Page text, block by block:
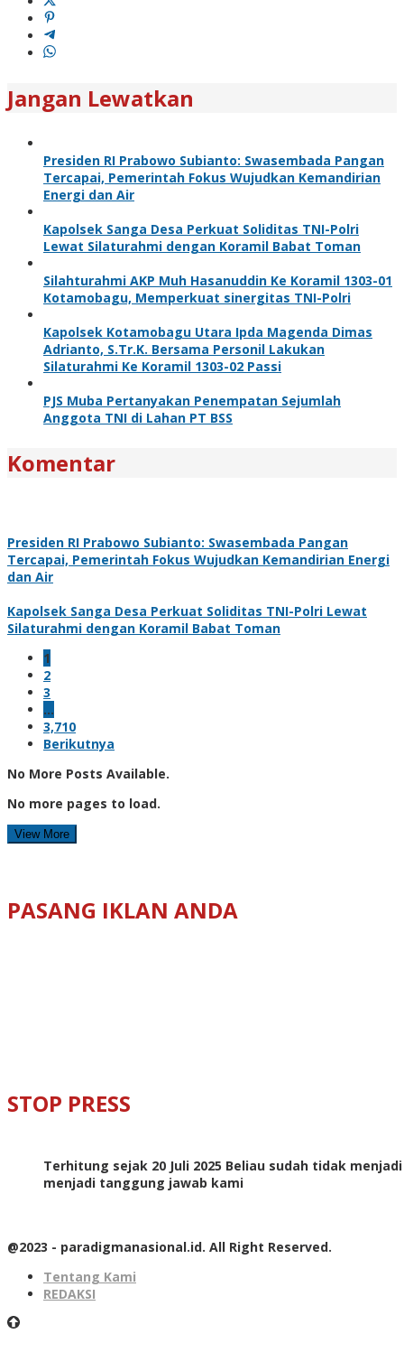
Jangan Lewatkan
Presiden RI Prabowo Subianto: Swasembada Pangan
Tercapai, Pemerintah Fokus Wujudkan Kemandirian
Energi dan Air
Kapolsek Sanga Desa Perkuat Soliditas TNI-Polri
Lewat Silaturahmi dengan Koramil Babat Toman
Silahturahmi AKP Muh Hasanuddin Ke Koramil 1303-01
Kotamobagu, Memperkuat sinergitas TNI-Polri
Kapolsek Kotamobagu Utara Ipda Magenda Dimas
Adrianto, S.Tr.K. Bersama Personil Lakukan
Silaturahmi Ke Koramil 1303-02 Passi
PJS Muba Pertanyakan Penempatan Sejumlah
Anggota TNI di Lahan PT BSS
Komentar
Presiden RI Prabowo Subianto: Swasembada Pangan
Tercapai, Pemerintah Fokus Wujudkan Kemandirian Energi
dan Air
Kapolsek Sanga Desa Perkuat Soliditas TNI-Polri Lewat
Silaturahmi dengan Koramil Babat Toman
1
2
3
…
3,710
Berikutnya
No More Posts Available.
No more pages to load.
View More
PASANG IKLAN ANDA
STOP PRESS
Terhitung sejak 20 Juli 2025 Beliau sudah tidak
menjadi tanggung jawab kami
@2023 - paradigmanasional.id. All Right Reserved.
Tentang Kami
REDAKSI